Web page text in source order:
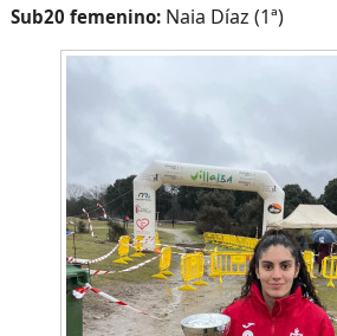
Sub20 femenino:Naia Díaz (1ª)